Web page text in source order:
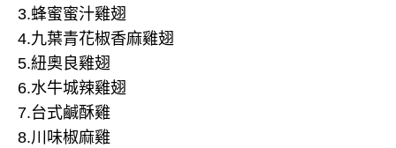
3.蜂蜜蜜汁雞翅
4.九葉青花椒香麻雞翅
5.紐奧良雞翅
6.水牛城辣雞翅
7.台式鹹酥雞
8.川味椒麻雞